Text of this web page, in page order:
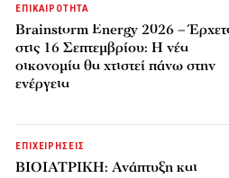
ΕΠΙΚΑΙΡΟΤΗΤΑ
Brainstorm Energy 2026 –
στις 16 Σεπτεμβρίου: Η νέα
οικονομία θα χτιστεί πάνω στην
ενέργεια
ΕΠΙΧΕΙΡΗΣΕΙΣ
ΒΙΟΙΑΤΡΙΚΗ: Ανάπτυξη και